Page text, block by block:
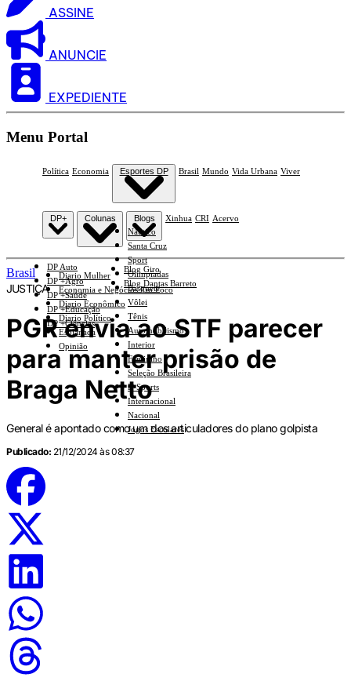
ASSINE
ANUNCIE
EXPEDIENTE
Menu Portal
Política Economia Esportes DP
Náutico
Santa Cruz
Sport
Olimpíadas
Basquete
Vôlei
Tênis
Automobilismo
Interior
Feminino
Seleção Brasileira
E-Sports
Internacional
Nacional
Jogos Escolares
Brasil Mundo Vida Urbana Viver
DP+
DP Auto
DP +Agro
DP +Saúde
DP +Educação
DP +Ciências
Colunas
Diario Mulher
Economia e Negócios Em Foco
Diario Econômico
Diario Político
Esplanada
Opinião
Blogs
Blog Giro
Blog Dantas Barreto
Xinhua CRI Acervo
Brasil
JUSTIÇA
PGR envia ao STF parecer
para manter prisão de
Braga Netto
General é apontado como um dos articuladores do plano golpista
Publicado: 21/12/2024 às 08:37